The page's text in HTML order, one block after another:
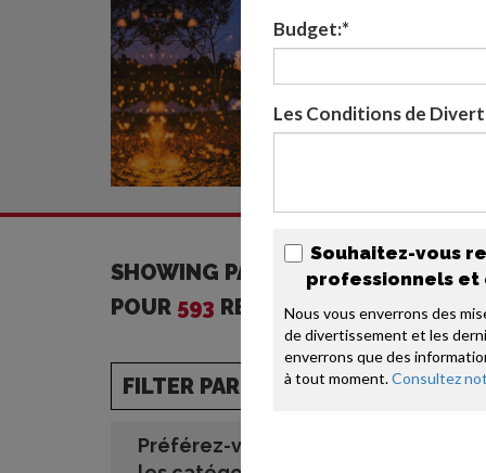
SHOWING PAGE < 1POUR33
>
POUR 593 RESULTATS
FILTER PAR:
Préférez-vous voir toutes
Budget:*
Les Conditions de
Souhaitez-vous
professionnels et
Nous vous enverrons des
de divertissement et les
enverrons que des
à tout moment. Consultez